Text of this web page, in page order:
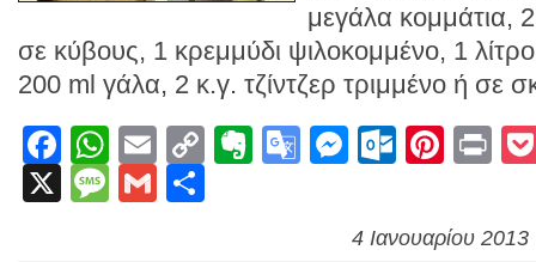
μεγάλα κομμάτια,
σε κύβους, 1 κρεμμύδι ψιλοκομμένο, 1
200 ml γάλα, 2 κ.γ. τζίντζερ τριμμένο ή σε
Facebook
WhatsApp
EmailCopyEvernote
Google
X
Message
Gmail
4 Ιανουαρίου 2013